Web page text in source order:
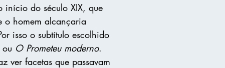
início do século XIX, que
o homem alcançaria
isso o subtítulo escolhido
ou O Prometeu moderno.
ver facetas que passavam